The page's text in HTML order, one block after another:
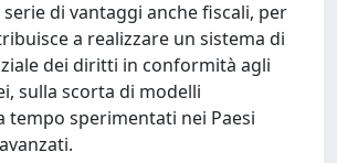
di vantaggi anche fiscali, per
a realizzare un sistema di
dei diritti in conformità agli
sulla scorta di modelli
tempo sperimentati nei Paesi